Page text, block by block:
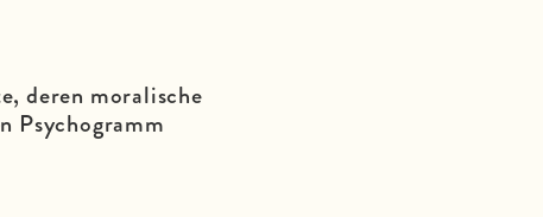
deren moralische
Psychogramm